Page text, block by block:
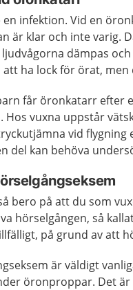
infektion. Vid en
är klar och inte varig.
dämpas
att ha lock för örat,
får öronkatarr efter
vuxna uppstår
vid
del kan behöva
bero på att du som
hörselgången, så
på grund av att
är väldigt
öronproppar. Det